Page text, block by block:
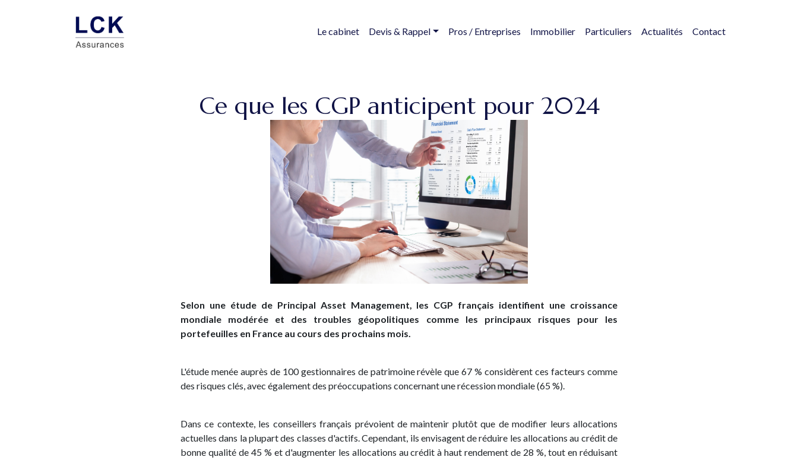
Le cabinet Devis & Rappel Pros / Entreprises Immobilier Particuliers Actualités Contact
Ce que les CGP anticipent pour 2024
Selon une étude de Principal Asset Management, les CGP français identifient une croissance
mondiale modérée et des troubles géopolitiques comme les principaux risques pour les
portefeuilles en France au cours des prochains mois.
L'étude menée auprès de 100 gestionnaires de patrimoine révèle que 67 % considèrent ces facteurs comme
des risques clés, avec également des préoccupations concernant une récession mondiale (65 %).
Dans ce contexte, les conseillers français prévoient de maintenir plutôt que de modifier leurs allocations
actuelles dans la plupart des classes d'actifs. Cependant, ils envisagent de réduire les allocations au crédit de
bonne qualité de 45 % et d'augmenter les allocations au crédit à haut rendement de 28 %, tout en réduisant